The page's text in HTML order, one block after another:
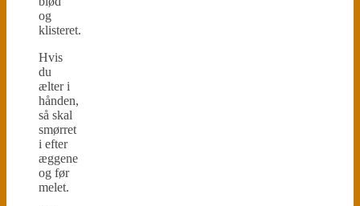
og
klisteret.
Hvis
du
ælter i
hånden,
så skal
smørret
i efter
æggene
og før
melet.